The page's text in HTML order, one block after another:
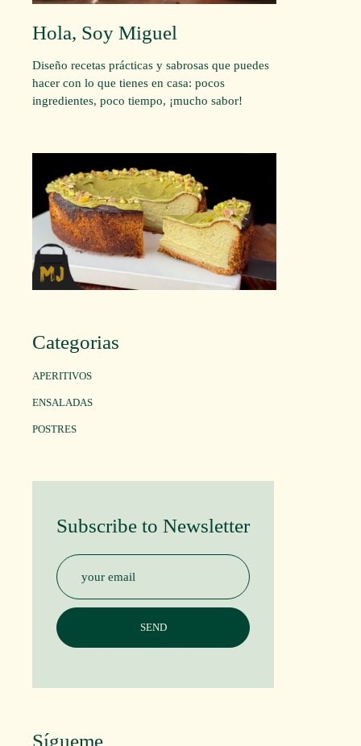
Hola, Soy Miguel
Diseño recetas prácticas y sabrosas que puedes
hacer con lo que tienes en casa: pocos
ingredientes, poco tiempo, ¡mucho sabor!
Categorias
APERITIVOS
ENSALADAS
POSTRES
Subscribe to Newsletter
Sígueme